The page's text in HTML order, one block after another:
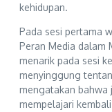
kehidupan.
Pada sesi pertama
Peran Media dalam
menarik pada sesi
menyinggung
mengatakan bahwa
mempelajari